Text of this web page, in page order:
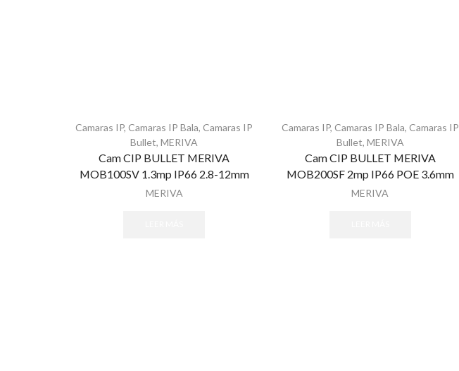
Camaras IP,Camaras IP Bala,Camaras IP
Bullet,MERIVA
Cam CIP BULLET MERIVA
MOB100SV 1.3mp IP66 2.8-12mm
MERIVA
Camaras IP, Camaras IP Bala, Camaras IP
Bullet, MERIVA
Cam CIP BULLET MERIVA
MOB200SF 2mp IP66 POE 3.6mm
MERIVA